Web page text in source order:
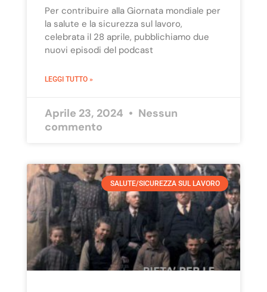
Per contribuire alla Giornata mondiale per
la salute e la sicurezza sul lavoro,
celebrata il 28 aprile, pubblichiamo due
nuovi episodi del podcast
LEGGI TUTTO »
Aprile 23, 2024
Nessun
commento
SALUTE/SICUREZZA SUL LAVORO